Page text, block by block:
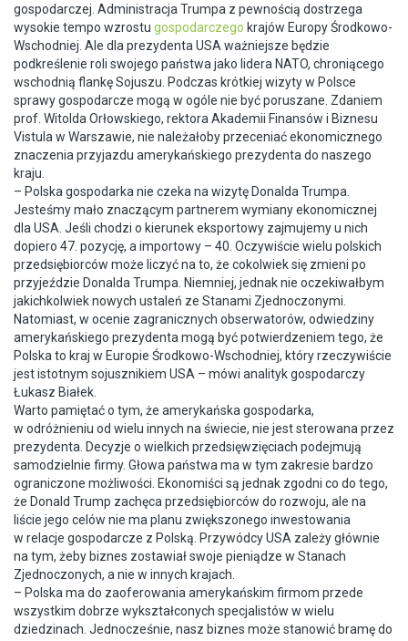
gospodarczej. Administracja Trumpa z pewnością dostrzega
wysokie tempo wzrostu gospodarczego krajów Europy Środkowo-
Wschodniej. Ale dla prezydenta USA ważniejsze będzie
podkreślenie roli swojego państwa jako lidera NATO, chroniącego
wschodnią flankę Sojuszu. Podczas krótkiej wizyty w Polsce
sprawy gospodarcze mogą w ogóle nie być poruszane. Zdaniem
prof. Witolda Orłowskiego, rektora Akademii Finansów i Biznesu
Vistula w Warszawie, nie należałoby przeceniać ekonomicznego
znaczenia przyjazdu amerykańskiego prezydenta do naszego
kraju.
– Polska gospodarka nie czeka na wizytę Donalda Trumpa.
Jesteśmy mało znaczącym partnerem wymiany ekonomicznej
dla USA. Jeśli chodzi o kierunek eksportowy zajmujemy u nich
dopiero 47. pozycję, a importowy – 40. Oczywiście wielu polskich
przedsiębiorców może liczyć na to, że cokolwiek się zmieni po
przyjeździe Donalda Trumpa. Niemniej, jednak nie oczekiwałbym
jakichkolwiek nowych ustaleń ze Stanami Zjednoczonymi.
Natomiast, w ocenie zagranicznych obserwatorów, odwiedziny
amerykańskiego prezydenta mogą być potwierdzeniem tego, że
Polska to kraj w Europie Środkowo-Wschodniej, który rzeczywiście
jest istotnym sojusznikiem USA – mówi analityk gospodarczy
Łukasz Białek.
Warto pamiętać o tym, że amerykańska gospodarka,
w odróżnieniu od wielu innych na świecie, nie jest sterowana przez
prezydenta. Decyzje o wielkich przedsięwzięciach podejmują
samodzielnie firmy. Głowa państwa ma w tym zakresie bardzo
ograniczone możliwości. Ekonomiści są jednak zgodni co do tego,
że Donald Trump zachęca przedsiębiorców do rozwoju, ale na
liście jego celów nie ma planu zwiększonego inwestowania
w relacje gospodarcze z Polską. Przywódcy USA zależy głównie
na tym, żeby biznes zostawiał swoje pieniądze w Stanach
Zjednoczonych, a nie w innych krajach.
– Polska ma do zaoferowania amerykańskim firmom przede
wszystkim dobrze wykształconych specjalistów w wielu
dziedzinach. Jednocześnie, nasz biznes może stanowić bramę do